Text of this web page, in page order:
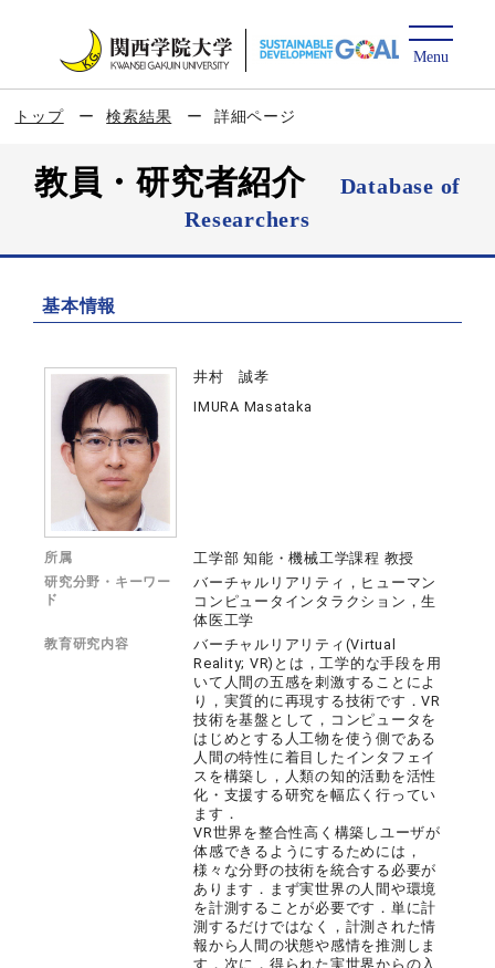
トップ 検索結果 詳細ページ
教員・研究者紹介
Database of
Researchers
基本情報
井村 誠孝
IMURA Masataka
所属 工学部 知能・機械工学課程 教授
研究分野・キーワー
ド
バーチャルリアリティ，ヒューマン
コンピュータインタラクション，生
体医工学
教育研究内容
バーチャルリアリティ(Virtual
Reality; VR)とは，工学的な手段を用
いて人間の五感を刺激することによ
り，実質的に再現する技術です．VR
技術を基盤として，コンピュータを
はじめとする人工物を使う側である
人間の特性に着目したインタフェイ
スを構築し，人類の知的活動を活性
化・支援する研究を幅広く行ってい
ます．
VR世界を整合性高く構築しユーザが
体感できるようにするためには，
様々な分野の技術を統合する必要が
あります．まず実世界の人間や環境
を計測することが必要です．単に計
測するだけではなく，計測された情
報から人間の状態や感情を推測しま
す．次に，得られた実世界からの入